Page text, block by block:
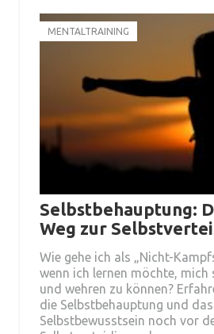
MENTALTRAINING
Selbstbehauptung:
Weg zur
Wie gehe ich als „Nicht-
wenn ich lernen möchte, mich
und wehren zu können?
die Selbstbehauptung und das
Selbstbewusstsein noch vor